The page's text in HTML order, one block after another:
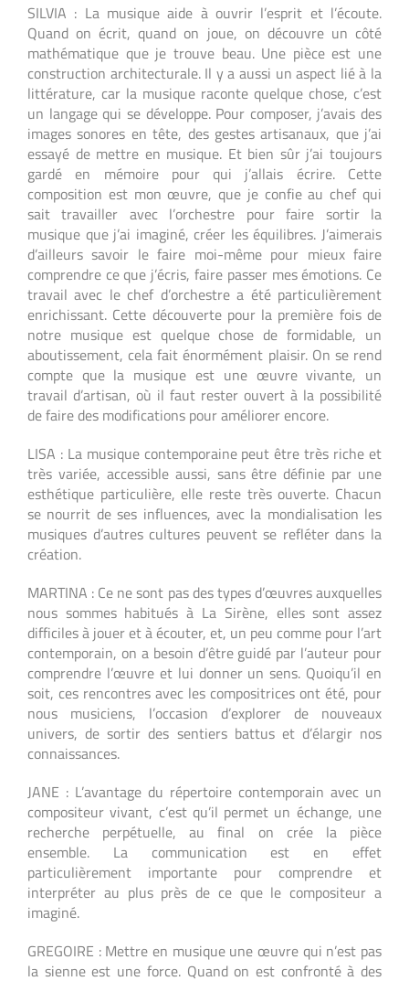
SILVIA : La musique aide à ouvrir l’esprit et l’écoute.
Quand on écrit, quand on joue, on découvre un côté
mathématique que je trouve beau. Une pièce est une
construction architecturale. Il y a aussi un aspect lié à la
littérature, car la musique raconte quelque chose, c’est
un langage qui se développe. Pour composer, j’avais des
images sonores en tête, des gestes artisanaux, que j’ai
essayé de mettre en musique. Et bien sûr j’ai toujours
gardé en mémoire pour qui j’allais écrire. Cette
composition est mon œuvre, que je confie au chef qui
sait travailler avec l’orchestre pour faire sortir la
musique que j’ai imaginé, créer les équilibres. J’aimerais
d’ailleurs savoir le faire moi-même pour mieux faire
comprendre ce que j’écris, faire passer mes émotions. Ce
travail avec le chef d’orchestre a été particulièrement
enrichissant. Cette découverte pour la première fois de
notre musique est quelque chose de formidable, un
aboutissement, cela fait énormément plaisir. On se rend
compte que la musique est une œuvre vivante, un
travail d’artisan, où il faut rester ouvert à la possibilité
de faire des modifications pour améliorer encore.
LISA : La musique contemporaine peut être très riche et
très variée, accessible aussi, sans être définie par une
esthétique particulière, elle reste très ouverte. Chacun
se nourrit de ses influences, avec la mondialisation les
musiques d’autres cultures peuvent se refléter dans la
création.
MARTINA : Ce ne sont pas des types d’œuvres auxquelles
nous sommes habitués à La Sirène, elles sont assez
difficiles à jouer et à écouter, et, un peu comme pour l’art
contemporain, on a besoin d’être guidé par l’auteur pour
comprendre l’œuvre et lui donner un sens. Quoiqu’il en
soit, ces rencontres avec les compositrices ont été, pour
nous musiciens, l’occasion d’explorer de nouveaux
univers, de sortir des sentiers battus et d’élargir nos
connaissances.
JANE : L’avantage du répertoire contemporain avec un
compositeur vivant, c’est qu’il permet un échange, une
recherche perpétuelle, au final on crée la pièce
ensemble. La communication est en effet
particulièrement importante pour comprendre et
interpréter au plus près de ce que le compositeur a
imaginé.
GREGOIRE : Mettre en musique une œuvre qui n’est pas
la sienne est une force. Quand on est confronté à des